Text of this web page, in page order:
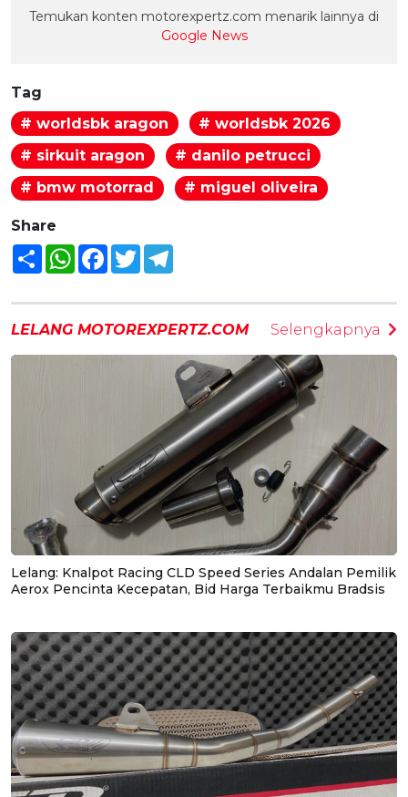
Temukan konten motorexpertz.com menarik lainnya di
Google News
Tag
# worldsbk aragon
# worldsbk 2026
# sirkuit aragon
# danilo petrucci
# bmw motorrad
# miguel oliveira
Share
Share WhatsAppFacebook
Twitter
LELANG MOTOREXPERTZ.COM Selengkapnya
Lelang: Knalpot Racing CLD Speed Series Andalan Pemilik
Aerox Pencinta Kecepatan, Bid Harga Terbaikmu Bradsis